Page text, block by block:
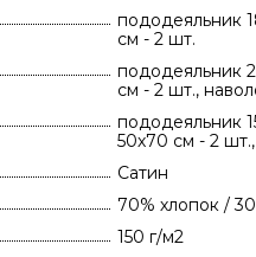
пододеяльник
см - 2 шт.
пододеяльник
см - 2 шт.,
пододеяльник
50х70 см - 2
Сатин
70% хлопок /
150 г/м2